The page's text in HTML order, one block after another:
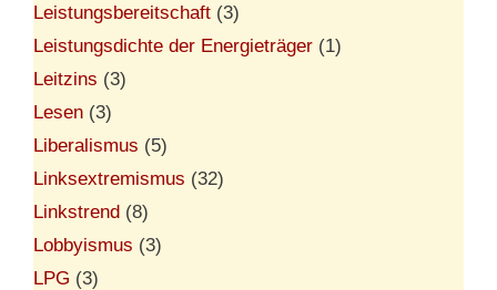
Leistungsbereitschaft (3)
Leistungsdichte der Energieträger (1)
Leitzins (3)
Lesen (3)
Liberalismus (5)
Linksextremismus (32)
Linkstrend (8)
Lobbyismus (3)
LPG (3)